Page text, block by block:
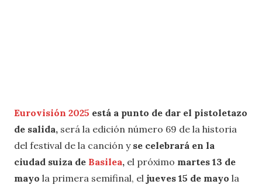
Eurovisión 2025 está a punto de dar el pistoletazo
de salida, será la edición número 69 de la historia
del festival de la canción y se celebrará en la
ciudad suiza de Basilea, el próximo martes 13 de
mayo la primera semifinal, el jueves 15 de mayo la